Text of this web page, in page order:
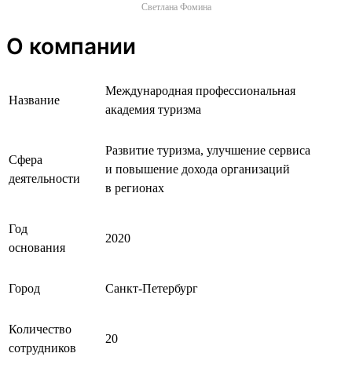
Светлана Фомина
О компании
Название
Международная профессиональная
академия туризма
Сфера
деятельности
Развитие туризма, улучшение сервиса
и повышение дохода организаций
в регионах
Год
основания
2020
Город Санкт-Петербург
Количество
сотрудников
20